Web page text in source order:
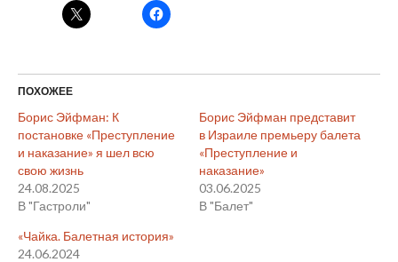
ПОХОЖЕЕ
Борис Эйфман: К
постановке «Преступление
и наказание» я шел всю
свою жизнь
24.08.2025
В "Гастроли"
Борис Эйфман представит
в Израиле премьеру балета
«Преступление и
наказание»
03.06.2025
В "Балет"
«Чайка. Балетная история»
24.06.2024